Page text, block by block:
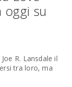
oggi su
R. Lansdale il
tra loro, ma